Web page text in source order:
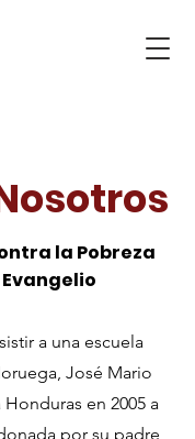
la Pobreza
a una escuela
José Mario
en 2005 a
por su padre